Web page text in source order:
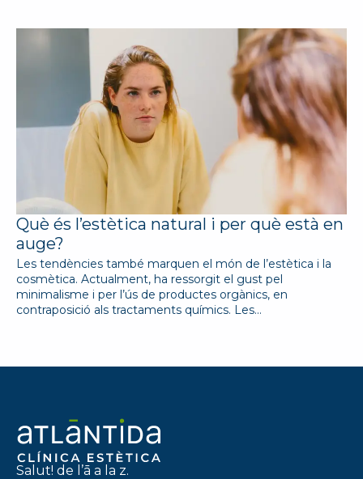
Què és l’estètica natural i per què està en
auge?
Les tendències també marquen el món de l’estètica i la
cosmètica. Actualment, ha ressorgit el gust pel
minimalisme i per l’ús de productes orgànics, en
contraposició als tractaments químics. Les…
Salut! de l’ā a la z.